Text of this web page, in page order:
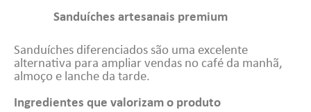
Sanduíches artesanais premium
Sanduíches diferenciados são uma excelente
alternativa para ampliar vendas no café da manhã,
almoço e lanche da tarde.
Ingredientes que valorizam o produto